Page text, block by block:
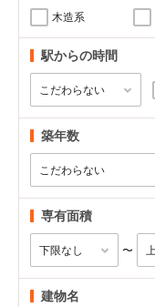
木造系
駅からの時間
築年数
専有面積
〜
建物名